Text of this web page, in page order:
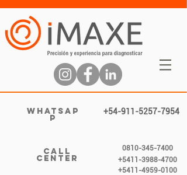
WHATSAP
P
+54-911-5257-7954
CALL
CENTER
0810-345-7400
+5411-3988-4700
+5411-4959-0100